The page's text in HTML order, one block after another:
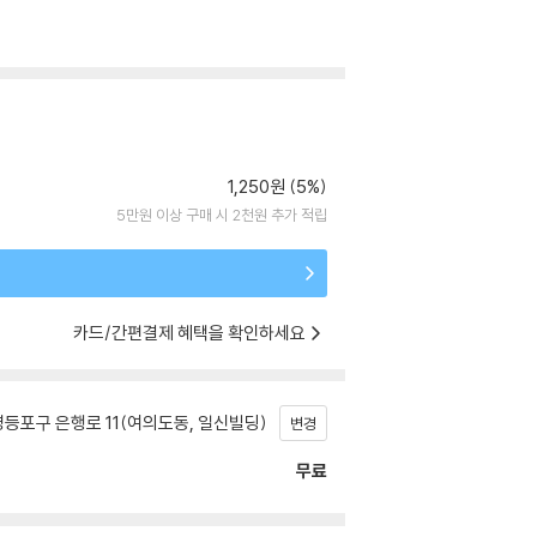
1,250원 (5%)
5만원 이상 구매 시 2천원 추가 적립
카드/간편결제 혜택을 확인하세요
포구 은행로 11(여의도동, 일신빌딩) 변경
무료